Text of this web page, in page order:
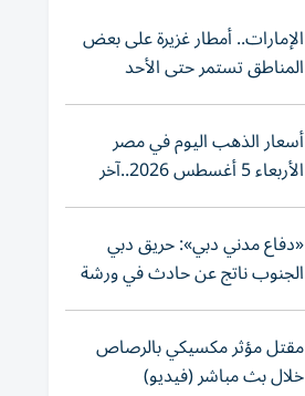
الإمارات.. أمطار غزيرة على بعض
المناطق تستمر حتى الأحد
أسعار الذهب اليوم في مصر
الأربعاء 5 أغسطس 2026..آخر
تحديث لعيار 21
«دفاع مدني دبي»: حريق دبي
الجنوب ناتج عن حادث في ورشة
ولا إصابات
مقتل مؤثر مكسيكي بالرصاص
خلال بث مباشر (فيديو)